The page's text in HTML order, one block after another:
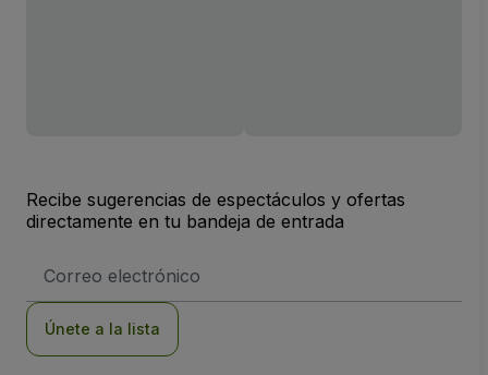
Recibe sugerencias de espectáculos y ofertas
directamente en tu bandeja de entrada
de
Únete a la lista